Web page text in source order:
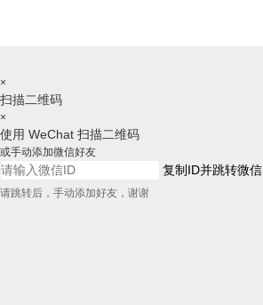
×
扫描二维码
×
使用 WeChat 扫描二维码
或手动添加微信好友
复制ID并跳转微信
请跳转后，手动添加好友，谢谢